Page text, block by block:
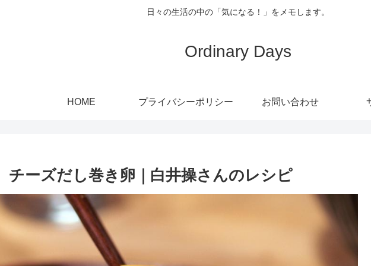
日々の生活の中の「気になる！」をメモします。
Ordinary Days
HOME プライバシーポリシー お問い合わせ
チーズだし巻き卵｜白井操さんのレシピ